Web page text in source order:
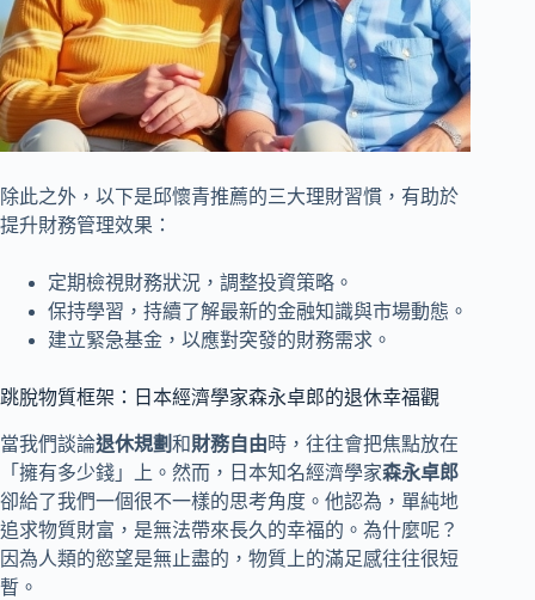
除此之外，以下是邱懷青推薦的三大理財習慣，有助於
提升財務管理效果：
定期檢視財務狀況，調整投資策略。
保持學習，持續了解最新的金融知識與市場動態。
建立緊急基金，以應對突發的財務需求。
跳脫物質框架：日本經濟學家森永卓郎的退休幸福觀
當我們談論退休規劃和財務自由時，往往會把焦點放在
「擁有多少錢」上。然而，日本知名經濟學家森永卓郎
卻給了我們一個很不一樣的思考角度。他認為，單純地
追求物質財富，是無法帶來長久的幸福的。為什麼呢？
因為人類的慾望是無止盡的，物質上的滿足感往往很短
暫。